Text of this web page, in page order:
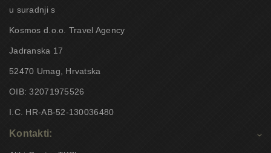
u suradnji s
Kosmos d.o.o. Travel Agency
Jadranska 17
52470 Umag, Hrvatska
OIB: 32071975526
I.C. HR-AB-52-130036480
Kontakti: